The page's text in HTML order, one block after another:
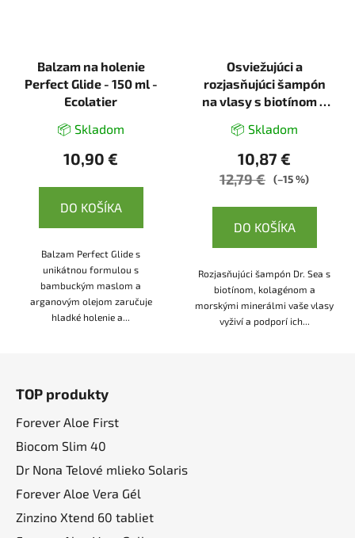
Balzam na holenie
Perfect Glide - 150 ml -
Ecolatier
📦 Skladom
10,90 €
DO KOŠÍKA
Balzam Perfect Glide s
unikátnou formulou s
bambuckým maslom a
arganovým olejom zaručuje
hladké holenie a...
Osviežujúci a
rozjasňujúci šampón
na vlasy s biotínom a
Dr. Sea
📦 Skladom
10,87 €
12,79 € (–15 %)
DO KOŠÍKA
Rozjasňujúci šampón Dr. Sea s
biotínom, kolagénom a
morskými minerálmi vaše vlasy
vyživí a podporí ich...
TOP produkty
Forever Aloe First
Biocom Slim 40
Dr Nona Telové mlieko Solaris
Forever Aloe Vera Gél
Zinzino Xtend 60 tabliet